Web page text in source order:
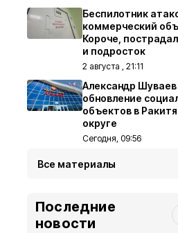
Беспилотник
коммерческий
Короче,
и подросток
2 августа , 21:11
Александр
обновление
объектов в
округе
Сегодня, 09:56
Все материалы
Последние
новости